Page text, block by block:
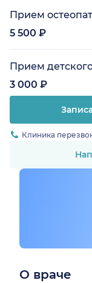
Прием
5 500 ₽
Прием
3 000 ₽
Клиника
О враче